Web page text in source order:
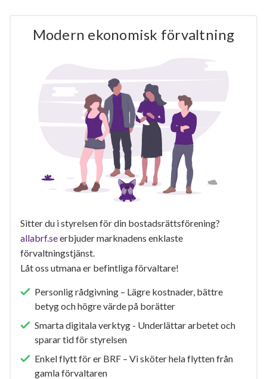
Modern ekonomisk förvaltning
Sitter du i styrelsen för din bostadsrättsförening?
allabrf.seerbjuder marknadens enklaste
förvaltningstjänst.
Låt oss utmana er befintliga förvaltare!
Personlig rådgivning – Lägre kostnader, bättre
betyg och högre värde på borätter
Smarta digitala verktyg - Underlättar arbetet och
sparar tid för styrelsen
Enkel flytt för er BRF – Vi sköter hela flytten från
gamla förvaltaren